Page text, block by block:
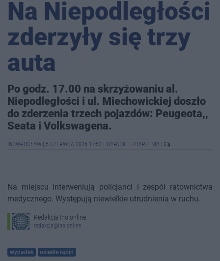
Na Niepodległości
zderzyły się trzy
auta
Po godz. 17.00 na skrzyżowaniu al.
Niepodległości i ul. Miechowickiej doszło
do zderzenia trzech pojazdów: Peugeota,,
Seata i Volkswagena.
INOWROCŁAW 5 CZERWCA 2026 17:53 WYPADKI I ZDARZENIA
Na miejscu interweniują policjanci i zespół ratownictwa
medycznego. Występują niewielkie utrudnienia w ruchu.
Redakcja Ino.online
redakcja@ino.online
wypadek osiedle rąbin